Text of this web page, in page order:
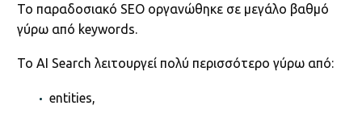
Το παραδοσιακό SEO οργανώθηκε σε μεγάλο βαθμό
γύρω από keywords.
Το AI Search λειτουργεί πολύ περισσότερο γύρω από:
entities,